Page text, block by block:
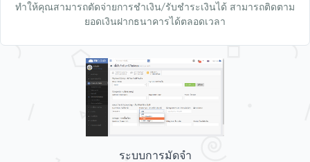
ทำให้คุณสามารถตัดจ่ายการชำเงิน/รับชำระเงินได้ สามารถติดตาม
ยอดเงินฝากธนาคารได้ตลอดเวลา
ระบบการมัดจำ